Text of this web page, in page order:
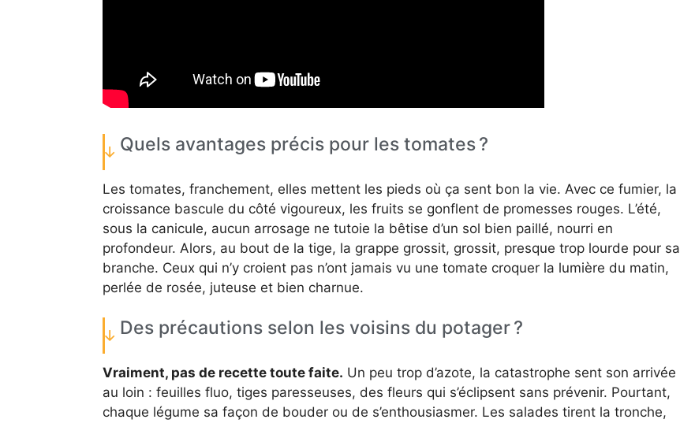
Quels avantages précis pour les tomates ?
Les tomates, franchement, elles mettent les pieds où ça sent bon la vie. Avec ce fumier, la
croissance bascule du côté vigoureux, les fruits se gonflent de promesses rouges. L’été,
sous la canicule, aucun arrosage ne tutoie la bêtise d’un sol bien paillé, nourri en
profondeur. Alors, au bout de la tige, la grappe grossit, grossit, presque trop lourde pour sa
branche. Ceux qui n’y croient pas n’ont jamais vu une tomate croquer la lumière du matin,
perlée de rosée, juteuse et bien charnue.
Des précautions selon les voisins du potager ?
Vraiment, pas de recette toute faite. Un peu trop d’azote, la catastrophe sent son arrivée
au loin : feuilles fluo, tiges paresseuses, des fleurs qui s’éclipsent sans prévenir. Pourtant,
chaque légume sa façon de bouder ou de s’enthousiasmer. Les salades tirent la tronche,